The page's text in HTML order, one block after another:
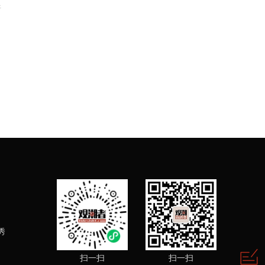
扫一扫
扫一扫